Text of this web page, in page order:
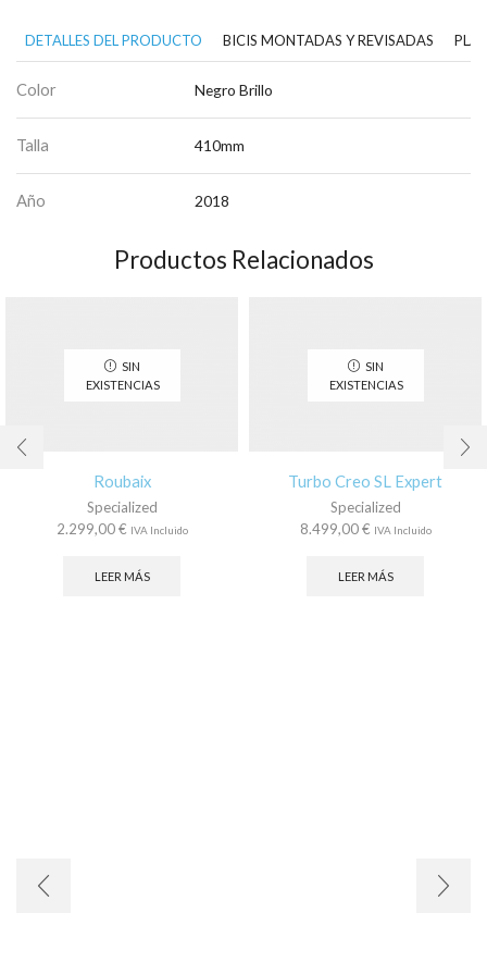
DETALLES DEL PRODUCTO BICIS MONTADAS Y REVISADAS
Color Negro Brillo
Talla 410mm
Año 2018
Productos Relacionados
SIN
EXISTENCIAS
Roubaix
Specialized
2.299,00€ IVA Incluido
LEER MÁS
SIN
EXISTENCIAS
Turbo Creo SL Expert
Specialized
8.499,00€ IVA Incluido
LEER MÁS